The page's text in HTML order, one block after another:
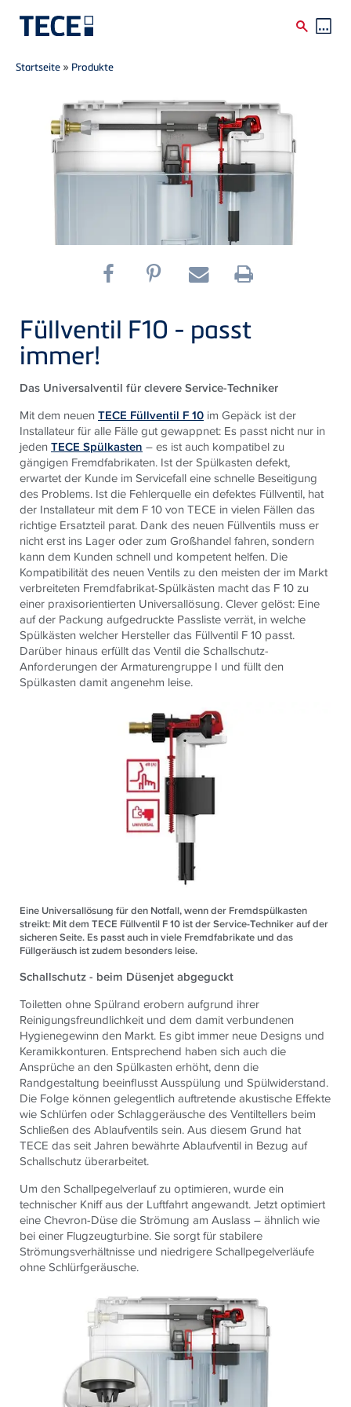
Direkt zum Inhalt
Breadcrumb
Startseite » Produkte
Füllventil F10 - passt
immer!
Das Universalventil für clevere Service-Techniker
Mit dem neuenTECE Füllventil F 10 im Gepäck ist der
Installateur für alle Fälle gut gewappnet: Es passt nicht nur in
jedenTECE Spülkasten – es ist auch kompatibel zu
gängigen Fremdfabrikaten. Ist der Spülkasten defekt,
erwartet der Kunde im Servicefall eine schnelle Beseitigung
des Problems. Ist die Fehlerquelle ein defektes Füllventil, hat
der Installateur mit dem F 10 von TECE in vielen Fällen das
richtige Ersatzteil parat. Dank des neuen Füllventils muss er
nicht erst ins Lager oder zum Großhandel fahren, sondern
kann dem Kunden schnell und kompetent helfen. Die
Kompatibilität des neuen Ventils zu den meisten der im Markt
verbreiteten Fremdfabrikat-Spülkästen macht das F 10 zu
einer praxisorientierten Universallösung. Clever gelöst: Eine
auf der Packung aufgedruckte Passliste verrät, in welche
Spülkästen welcher Hersteller das Füllventil F 10 passt.
Darüber hinaus erfüllt das Ventil die Schallschutz-
Anforderungen der Armaturengruppe I und füllt den
Spülkasten damit angenehm leise.
Eine Universallösung für den Notfall, wenn der Fremdspülkasten
streikt: Mit dem TECE Füllventil F 10 ist der Service-Techniker auf der
sicheren Seite. Es passt auch in viele Fremdfabrikate und das
Füllgeräusch ist zudem besonders leise.
Schallschutz - beim Düsenjet abgeguckt
Toiletten ohne Spülrand erobern aufgrund ihrer
Reinigungsfreundlichkeit und dem damit verbundenen
Hygienegewinn den Markt. Es gibt immer neue Designs und
Keramikkonturen. Entsprechend haben sich auch die
Ansprüche an den Spülkasten erhöht, denn die
Randgestaltung beeinflusst Ausspülung und Spülwiderstand.
Die Folge können gelegentlich auftretende akustische Effekte
wie Schlürfen oder Schlaggeräusche des Ventiltellers beim
Schließen des Ablaufventils sein. Aus diesem Grund hat
TECE das seit Jahren bewährte Ablaufventil in Bezug auf
Schallschutz überarbeitet.
Um den Schallpegelverlauf zu optimieren, wurde ein
technischer Kniff aus der Luftfahrt angewandt. Jetzt optimiert
eine Chevron-Düse die Strömung am Auslass – ähnlich wie
bei einer Flugzeugturbine. Sie sorgt für stabilere
Strömungsverhältnisse und niedrigere Schallpegelverläufe
ohne Schlürfgeräusche.